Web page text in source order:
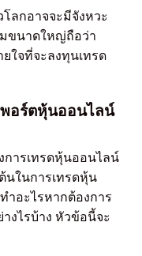
ลกอาจจะมีจังหวะ
ขนาดใหญ่ถือว่า
ใจที่จะลงทุนเทรด
พอร์ตหุ้นออนไลน์
การเทรดหุ้นออนไลน์
นในการเทรดหุ้น
ำอะไรหากต้องการ
งไรบ้าง หัวข้อนี้จะ